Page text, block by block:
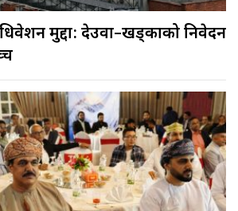
मुद्दा: देउवा–खड्काको निवेदन